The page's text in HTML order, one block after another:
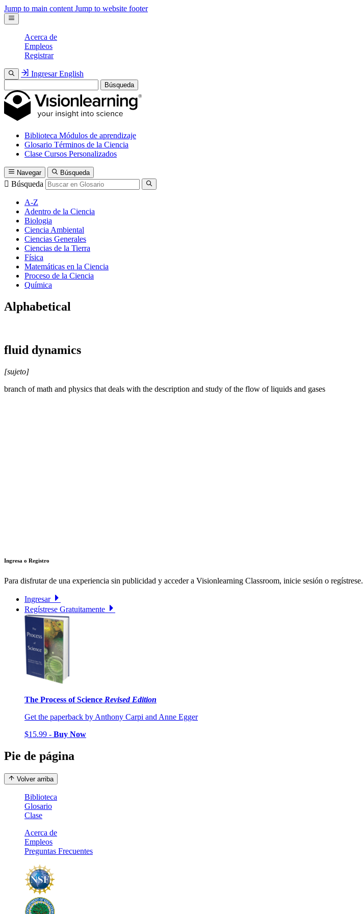
Jump to main content Jump to website footer
Acerca de
Empleos
Registrar
Ingresar English
Búsqueda
Biblioteca Módulos de aprendizaje
Glosario Términos de la Ciencia
Clase Cursos Personalizados
Navegar Búsqueda
Búsqueda
A-Z
Adentro de la Ciencia
Biologia
Ciencia Ambiental
Ciencias Generales
Ciencias de la Tierra
Física
Matemáticas en la Ciencia
Proceso de la Ciencia
Química
Alphabetical
fluid dynamics
[sujeto]
branch of math and physics that deals with the description and study of the flow of liquids and gases
Ingresa o Registro
Para disfrutar de una experiencia sin publicidad y acceder a Visionlearning Classroom, inicie sesión o regístrese.
Ingresar
Regístrese Gratuitamente
The Process of Science Revised Edition
Get the paperback by Anthony Carpi and Anne Egger
$15.99 - Buy Now
Pie de página
Volver arriba
Biblioteca
Glosario
Clase
Acerca de
Empleos
Preguntas Frecuentes